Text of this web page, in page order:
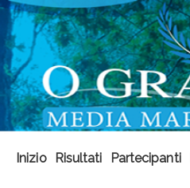
Inizio Risultati Partecipanti